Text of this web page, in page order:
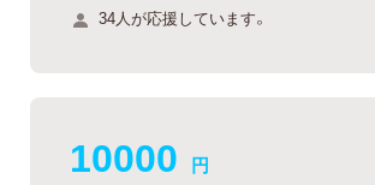
34人が応援しています。
10000 円